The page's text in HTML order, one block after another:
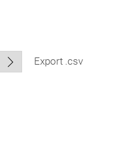
Export .csv